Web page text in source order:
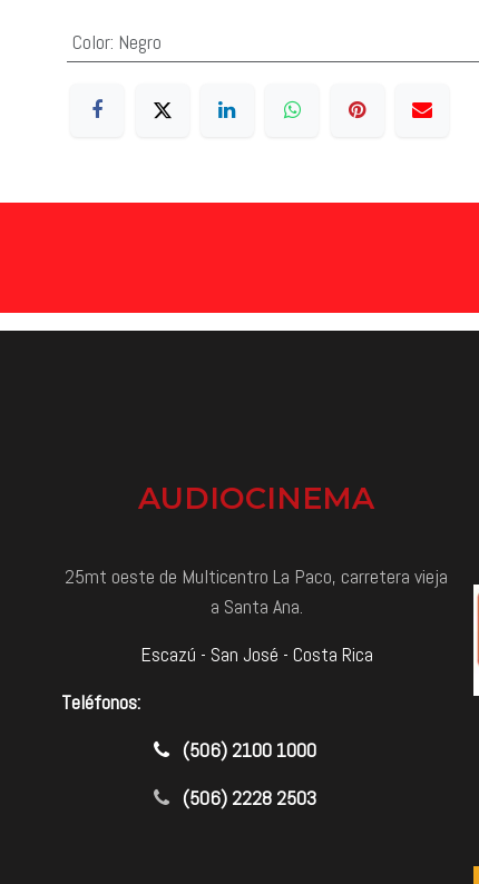
Color: Negro
AUDIOCINEMA
25mt oeste de Multicentro La Paco, carretera vieja
a Santa Ana.
Escazú - San José - Costa Rica
Teléfonos:
​(506) 2100 1000
(506) 2228 2503